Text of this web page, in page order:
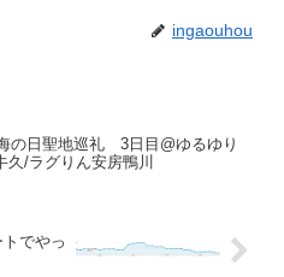
ingaouhou
の日聖地巡礼 3日目@ゆるゆり
久/ラグりん安房鴨川
トでやっ